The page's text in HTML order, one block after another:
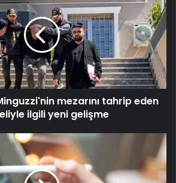
mezarını tahrip eden
ilgili yeni gelişme